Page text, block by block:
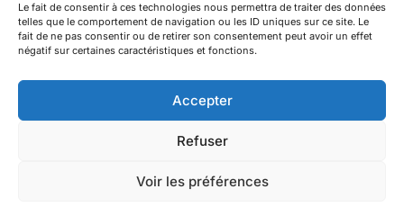
Le fait de consentir à ces technologies nous permettra de traiter des données
telles que le comportement de navigation ou les ID uniques sur ce site. Le
fait de ne pas consentir ou de retirer son consentement peut avoir un effet
négatif sur certaines caractéristiques et fonctions.
Accepter
Refuser
Voir les préférences
Tous droits réservés.